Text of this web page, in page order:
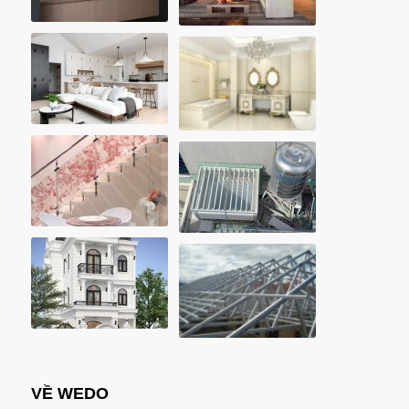
VỀ WEDO